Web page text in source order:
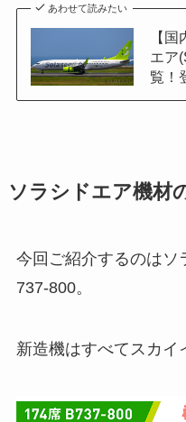
あわせて読みたい
【
エア
覧！
ソラシドエア機材
今回ご紹介するのはソ
737-800。
新造機はすべてスカイ